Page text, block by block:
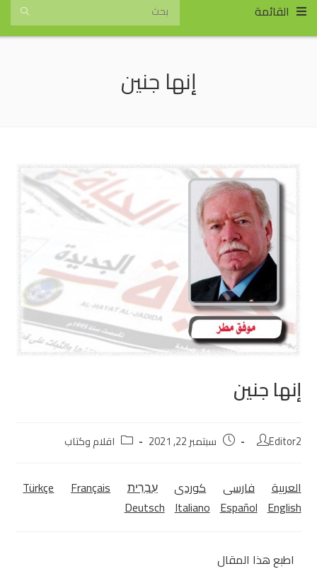
القائمة
إنها جنين
إنها جنين
Editor2 سبتمبر 22, 2021 اقلام وكتاب
العربية فارسی كوردی‎ עִבְרִית Türkçe
Français
Deutsch Italiano Español English
اطبع هذا المقال